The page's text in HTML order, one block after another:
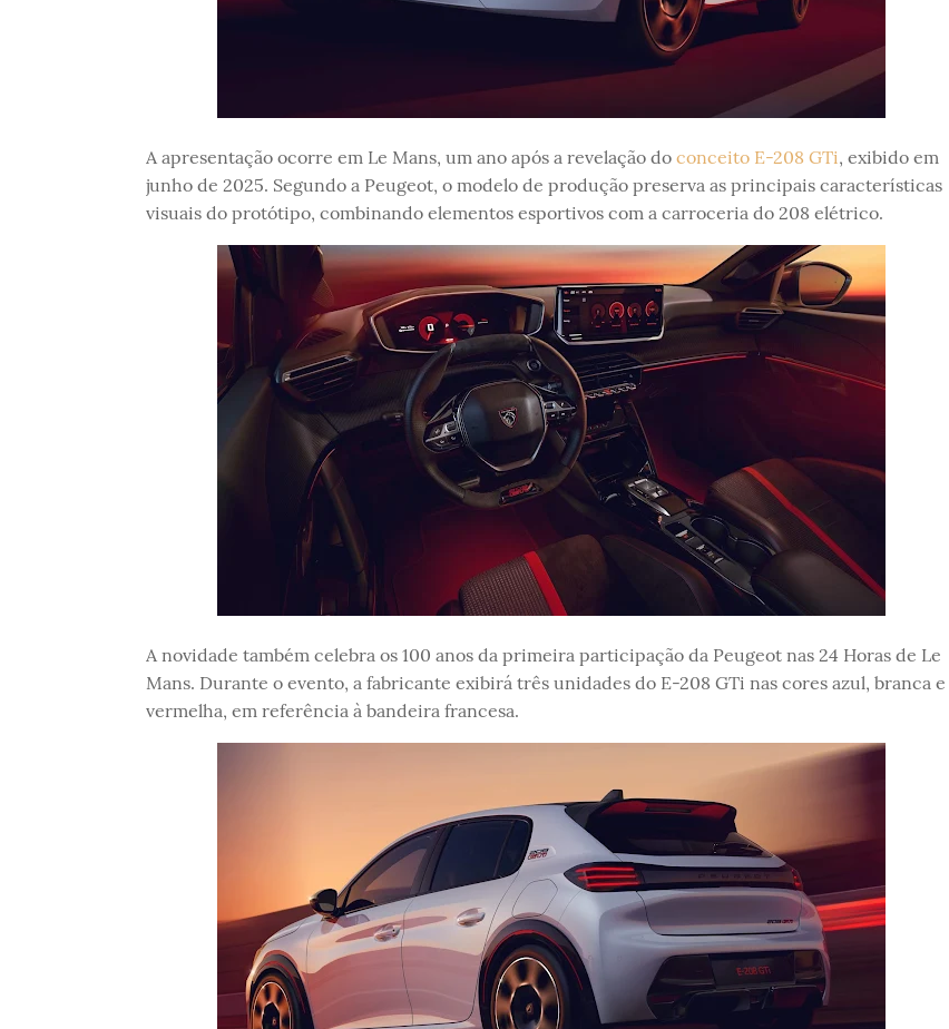
A apresentação ocorre em Le Mans, um ano após a revelação do conceito E-208 GTi, exibido em
junho de 2025. Segundo a Peugeot, o modelo de produção preserva as principais características
visuais do protótipo, combinando elementos esportivos com a carroceria do 208 elétrico.
A novidade também celebra os 100 anos da primeira participação da Peugeot nas 24 Horas de Le
Mans. Durante o evento, a fabricante exibirá três unidades do E-208 GTi nas cores azul, branca e
vermelha, em referência à bandeira francesa.